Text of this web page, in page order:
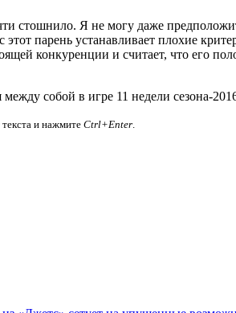
стошнило. Я не могу даже
этот парень устанавливает плохие
конкуренции и считает, что его
собой в игре 11 недели сезона-
и нажмите Ctrl+Enter.